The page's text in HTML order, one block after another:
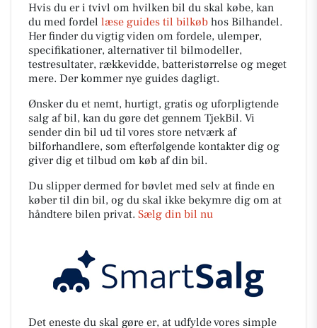
Hvis du er i tvivl om hvilken bil du skal købe, kan
du med fordel læse guides til bilkøb hos Bilhandel.
Her finder du vigtig viden om fordele, ulemper,
specifikationer, alternativer til bilmodeller,
testresultater, rækkevidde, batteristørrelse og meget
mere. Der kommer nye guides dagligt.
Ønsker du et nemt, hurtigt, gratis og uforpligtende
salg af bil, kan du gøre det gennem TjekBil. Vi
sender din bil ud til vores store netværk af
bilforhandlere, som efterfølgende kontakter dig og
giver dig et tilbud om køb af din bil.
Du slipper dermed for bøvlet med selv at finde en
køber til din bil, og du skal ikke bekymre dig om at
håndtere bilen privat. Sælg din bil nu
Det eneste du skal gøre er, at udfylde vores simple